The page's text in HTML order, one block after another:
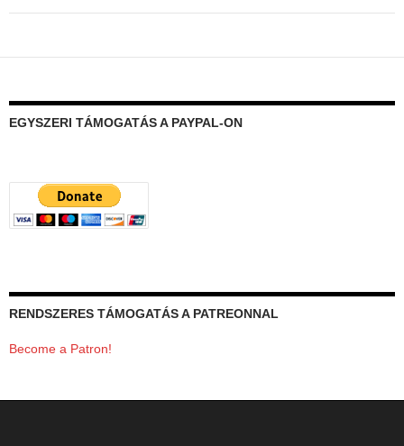
EGYSZERI TÁMOGATÁS A PAYPAL-ON
RENDSZERES TÁMOGATÁS A PATREONNAL
Become a Patron!